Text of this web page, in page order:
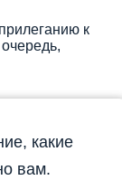
к
какие
вам.